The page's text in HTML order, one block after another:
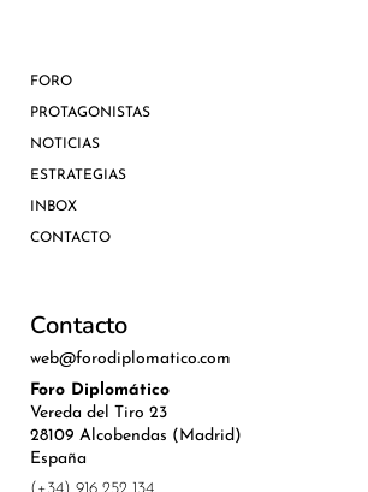
FORO
PROTAGONISTAS
NOTICIAS
ESTRATEGIAS
INBOX
CONTACTO
Contacto
web@forodiplomatico.com
Foro Diplomático
Vereda del Tiro 23
28109 Alcobendas (Madrid)
España